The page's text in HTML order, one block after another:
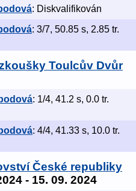
: Diskvalifikován
: 3/7, 50.85 s, 2.85 tr.
Toulcův Dvůr
: 1/4, 41.2 s, 0.0 tr.
: 4/4, 41.33 s, 10.0 tr.
České republiky
- 15. 09. 2024